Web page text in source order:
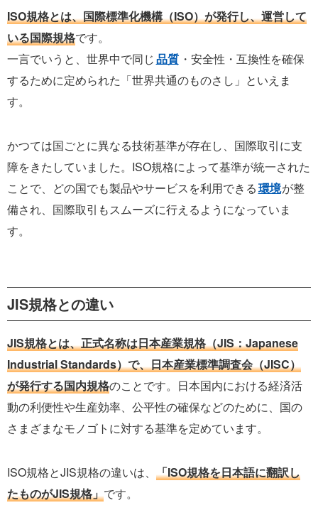
ISO規格とは、国際標準化機構（ISO）が発行し、運営して
いる国際規格です。
一言でいうと、世界中で同じ品質 ・安全性・互換性を確保
するために定められた「世界共通のものさし」といえま
す。
かつては国ごとに異なる技術基準が存在し、国際取引に支
障をきたしていました。ISO規格によって基準が統一された
ことで、どの国でも製品やサービスを利用できる環境が整
備され、国際取引もスムーズに行えるようになっていま
す。
JIS規格との違い
JIS規格とは、正式名称は日本産業規格（JIS：Japanese
Industrial Standards）で、日本産業標準調査会（JISC）
が発行する国内規格のことです。日本国内における経済活
動の利便性や生産効率、公平性の確保などのために、国の
さまざまなモノゴトに対する基準を定めています。
ISO規格とJIS規格の違いは、 「ISO規格を日本語に翻訳し
たものがJIS規格」です。